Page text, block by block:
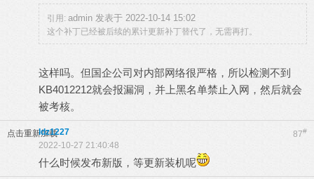
引用: admin 发表于 2022-10-14 15:02
这个补丁已经被后续的累计更新补丁替代了，无需再打。
这样吗。但国企公司对内部网络很严格，所以检测不到
KB4012212就会报漏洞，并上黑名单禁止入网，然后就会
被考核。
点击重新加载 87#
ldz1227
2022-10-27 21:40:48
什么时候发布新版，等更新装机呢